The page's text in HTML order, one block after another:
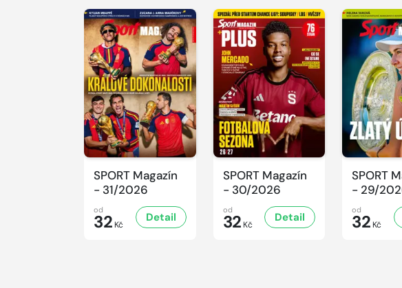
SPORT Magazín
- 31/2026
od
32 Kč
Detail
SPORT Magazín
- 30/2026
od
32 Kč
Detail
SPORT
- 29/
od
32 Kč